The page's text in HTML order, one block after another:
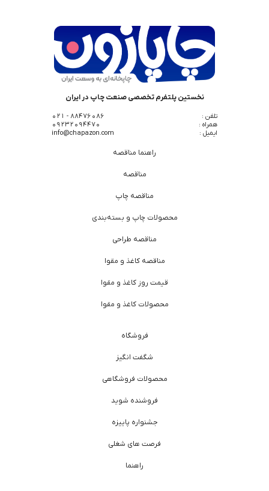
نخستین پلتفرم تخصصی صنعت چاپ در ایران
تلفن :
88476086 - 021
همراه :
09232094470
ایمیل :
info@chapazon.com
راهنما مناقصه
مناقصه
مناقصه چاپ
محصولات چاپ و بسته‌بندی
مناقصه طراحی
مناقصه کاغذ و مقوا
قیمت روز کاغذ و مقوا
محصولات کاغذ و مقوا
فروشگاه
شگفت انگیز
محصولات فروشگاهی
فروشنده شوید
جشنواره پاییزه
فرصت های شغلی
راهنما